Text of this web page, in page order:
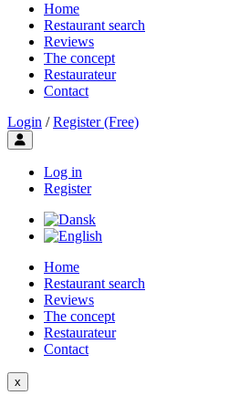
Home
Restaurant search
Reviews
The concept
Restaurateur
Contact
Login / Register (Free)
Toggle user menu
Log in
Register
Home
Restaurant search
Reviews
The concept
Restaurateur
Contact
x